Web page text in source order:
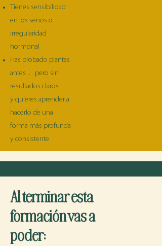
Tienes sensibilidad
en los senos o
irregularidad
hormonal
Has probado plantas
antes… pero sin
resultados claros
y quieres aprender a
hacerlo de una
forma más profunda
y consistente
Al terminar esta
formación vas a
poder: